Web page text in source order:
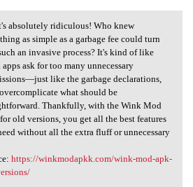
absolutely ridiculous
absolutely ridiculous! Who knew
as simple as a garbage fee could turn
an invasive process? It's kind of like
apps ask for too many unnecessary
like the garbage declarations,
what should be
Thankfully, with the Wink Mod
old versions, you get all the best features
without all the extra fluff or unnecessary
https://winkmodapkk.com/wink-mod-apk-